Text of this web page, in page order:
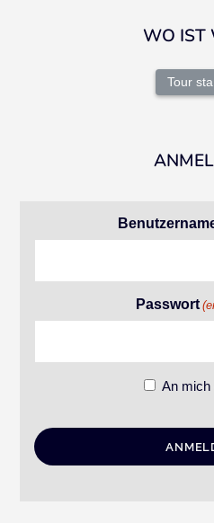
WO IST
Tour
Passwort
An mich